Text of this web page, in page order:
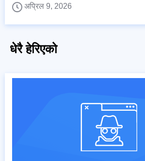
अप्रिल 9, 2026
धेरै हेरिएको